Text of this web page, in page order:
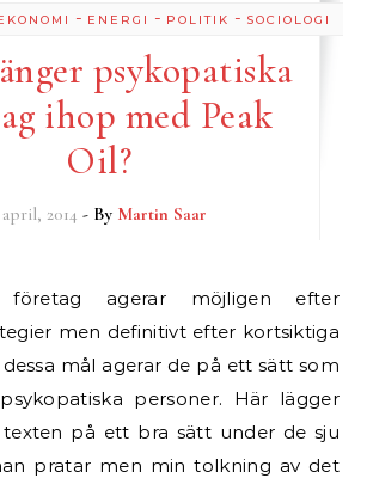
- ENERGI - POLITIK - SOCIOLOGI
psykopatiska
ihop med Peak
Oil?
april, 2014 - By Martin Saar
men definitivt efter kortsiktiga
mål agerar de på ett sätt som
personer. Här lägger
på ett bra sätt under de sju
pratar men min tolkning av det